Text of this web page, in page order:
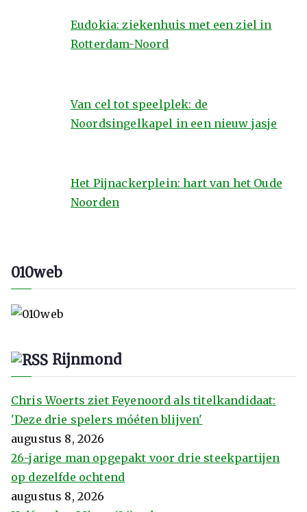
Eudokia: ziekenhuis met een ziel in
Rotterdam-Noord
Van cel tot speelplek: de
Noordsingelkapel in een nieuw jasje
Het Pijnackerplein: hart van het Oude
Noorden
010web
Rijnmond
Chris Woerts ziet Feyenoord als titelkandidaat:
'Deze drie spelers móéten blijven'
augustus 8, 2026
26-jarige man opgepakt voor drie steekpartijen
op dezelfde ochtend
augustus 8, 2026